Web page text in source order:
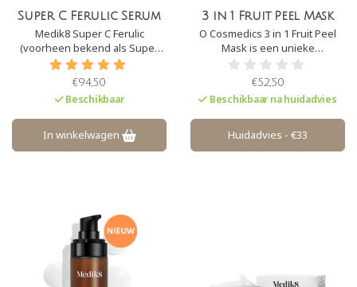
Super C Ferulic Serum
Medik8 Super C Ferulic
(voorheen bekend als Super
C30 Intense) is een zeer
krachtig vitamine C serum. Het
serum bevat 30% ethylated
ascorbinezuur, dit is een zeer
stabiele vorm van vitamine C.
Tevens is de formule versterkt
met ferulinezuur.
€94,50
Beschikbaar
In winkelwagen
3 in 1 Fruit Peel Mask
O Cosmedics 3 in 1 Fruit Peel
Mask is een unieke
enzymatische fruitpeeling,
masker en gommage in één!
Deze peeling is in staat om
overtollige huidcellen los te
maken en een gezonde,
stralende en gladde teint te
onthullen.
€52,50
Beschikbaar na huidadvies
Huidadvies - €33